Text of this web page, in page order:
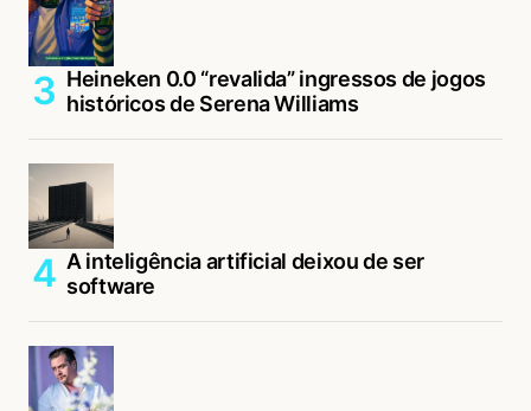
Heineken 0.0 “revalida” ingressos de jogos
históricos de Serena Williams
A inteligência artificial deixou de ser
software